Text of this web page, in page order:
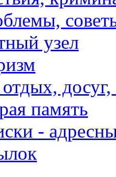
узел
память
-